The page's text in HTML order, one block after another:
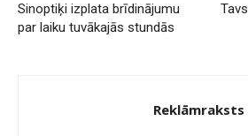
Sinoptiķi izplata brīdinājumu
par laiku tuvākajās stundās
Reklāmraksts